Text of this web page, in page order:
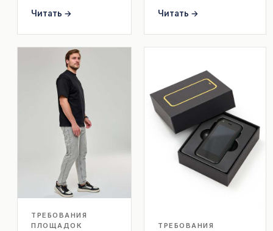
Читать → Читать →
ТРЕБОВАНИЯ
ПЛОЩАДОК
ТРЕБОВАНИЯ